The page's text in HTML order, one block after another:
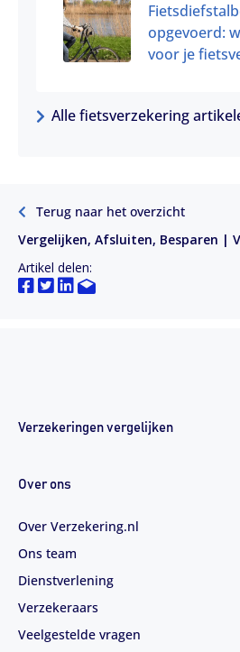
opgevoerd:
voor je
Alle fietsverzekering
Terug naar het overzicht
Vergelijken, Afsluiten, Besparen |
Artikel delen:
Verzekeringen vergelijken
Over ons
Over Verzekering.nl
Ons team
Dienstverlening
Verzekeraars
Veelgestelde vragen